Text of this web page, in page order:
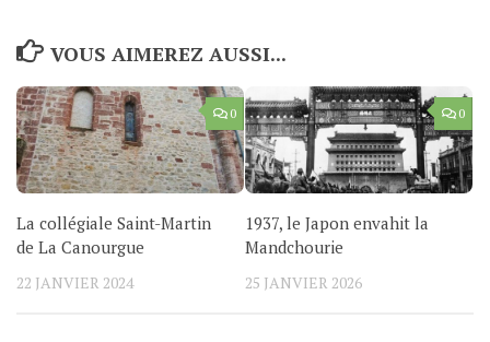
VOUS AIMEREZ AUSSI...
0
La collégiale Saint-Martin
de La Canourgue
22 JANVIER 2024
0
1937, le Japon envahit la
Mandchourie
25 JANVIER 2026